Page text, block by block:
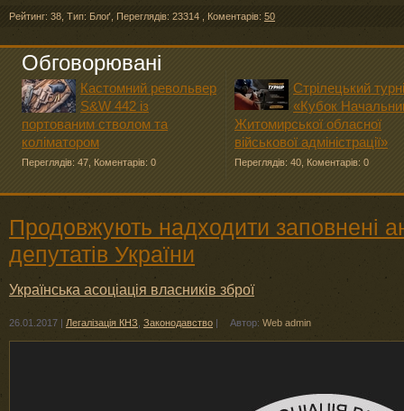
Рейтинг: 38 Тип: Блоґ Переглядів: 23314 Коментарів: 50
Обговорювані
Кастомний револьвер
S&W 442 із
портованим стволом та
коліматором
Переглядів: 47 Коментарів: 0
Стрілецький
«Кубок
Житомирської обласної
військової адміністрації»
Переглядів: 40 Коментарів: 0
Продовжують надходити заповнені
депутатів України
Українська асоціація власників зброї
26.01.2017 | Легалізація КНЗ Законодавство | Автор: Web admin